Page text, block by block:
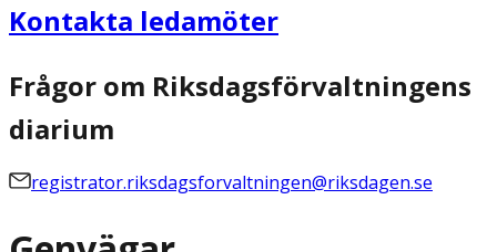
Kontakta ledamöter
Frågor om Riksdagsförvaltningens
diarium
registrator.riksdagsforvaltningen@riksdagen.se